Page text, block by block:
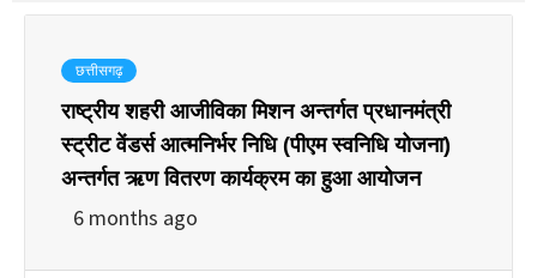
छत्तीसगढ़
राष्ट्रीय शहरी आजीविका मिशन अन्तर्गत प्रधानमंत्री
स्ट्रीट वेंडर्स आत्मनिर्भर निधि (पीएम स्वनिधि योजना)
अन्तर्गत ऋण वितरण कार्यक्रम का हुआ आयोजन
6 months ago